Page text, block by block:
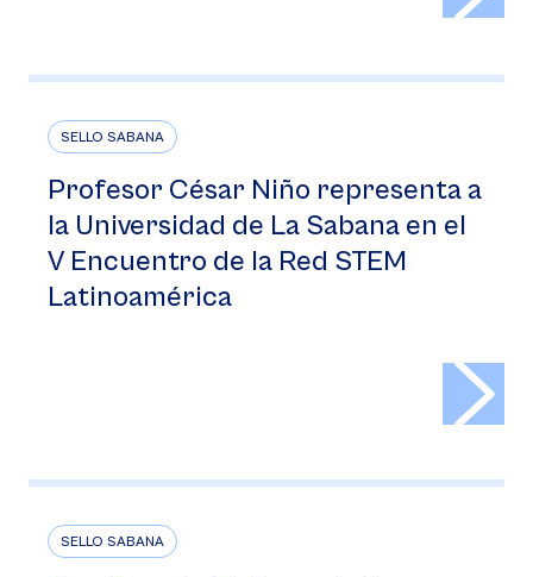
SELLO SABANA
Profesor César Niño representa a
la Universidad de La Sabana en el
V Encuentro de la Red STEM
Latinoamérica
SELLO SABANA